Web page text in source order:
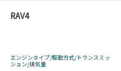
RAV4
エンジンタイプ/駆動方式/トランスミッ
ション/排気量